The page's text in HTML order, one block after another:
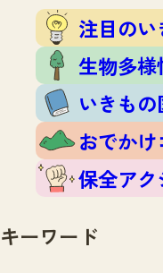
注目のいき
生物多様性
いきもの図
おでかけコ
保全アクシ
いきもの調
調査レポー
調査レポー
調査結果
ふくおかい
マッチング
マッチング
掲載申し込
お問合せ
注目のい
生物多
いきも
おでかけ
保全アク
キーワード